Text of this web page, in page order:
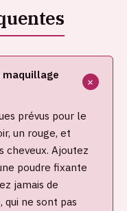
prévus pour le
un rouge, et
Ajoutez
poudre fixante
jamais de
qui ne sont pas